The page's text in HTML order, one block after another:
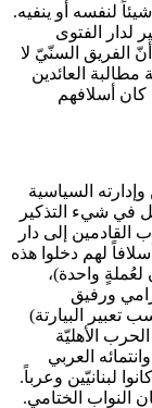
لنفسه أو ينفيه.
لدار الفتوى
الفريق السنّيّ لا
مطالبة العائدين
أسلافهم
السياسية
في شيء التذكير
القادمين إلى دار
لهم دخلوا هذه
لعُملةٍ واحدة)،
ورفيق
تعبير البيارتة)
الأهليّة
وانتمائه العربي
لبنانيّين وعرباً.
النواب الختامي.